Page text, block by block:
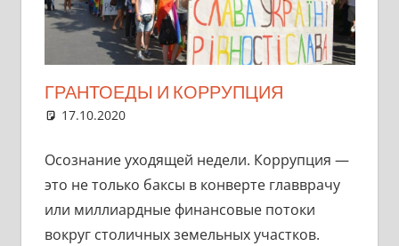
ГРАНТОЕДЫ И КОРРУПЦИЯ
17.10.2020
Осознание уходящей недели. Коррупция —
это не только баксы в конверте главврачу
или миллиардные финансовые потоки
вокруг столичных земельных участков.